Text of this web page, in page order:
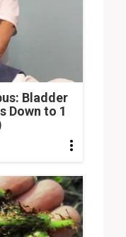
Bladder
Down to 1